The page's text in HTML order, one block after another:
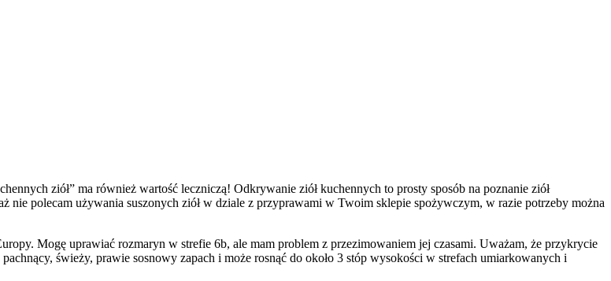
ziół” ma również wartość leczniczą! Odkrywanie ziół kuchennych to prosty sposób na poznanie ziół
nie polecam używania suszonych ziół w dziale z przyprawami w Twoim sklepie spożywczym, w razie potrzeby można
Mogę uprawiać rozmaryn w strefie 6b, ale mam problem z przezimowaniem jej czasami. Uważam, że przykrycie
świeży, prawie sosnowy zapach i może rosnąć do około 3 stóp wysokości w strefach umiarkowanych i